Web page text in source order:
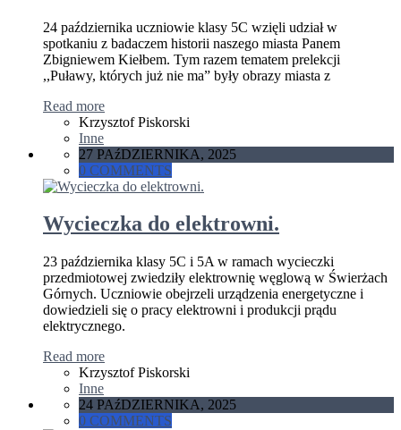
24 października uczniowie klasy 5C wzięli udział w
spotkaniu z badaczem historii naszego miasta Panem
Zbigniewem Kiełbem. Tym razem tematem prelekcji
,,Puławy, których już nie ma” były obrazy miasta z
Read more
Krzysztof Piskorski
Inne
27 PAźDZIERNIKA, 2025
0 COMMENTS
Wycieczka do elektrowni.
23 października klasy 5C i 5A w ramach wycieczki
przedmiotowej zwiedziły elektrownię węglową w Świerżach
Górnych. Uczniowie obejrzeli urządzenia energetyczne i
dowiedzieli się o pracy elektrowni i produkcji prądu
elektrycznego.
Read more
Krzysztof Piskorski
Inne
24 PAźDZIERNIKA, 2025
0 COMMENTS